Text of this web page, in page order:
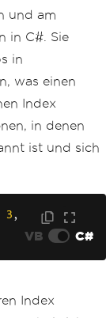
und am
in C#. Sie
in
was einen
Index
in denen
ist und sich
3 ,
VB C#
Index